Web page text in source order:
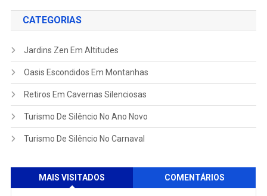
CATEGORIAS
Jardins Zen Em Altitudes
Oasis Escondidos Em Montanhas
Retiros Em Cavernas Silenciosas
Turismo De Silêncio No Ano Novo
Turismo De Silêncio No Carnaval
MAIS VISITADOS COMENTÁRIOS